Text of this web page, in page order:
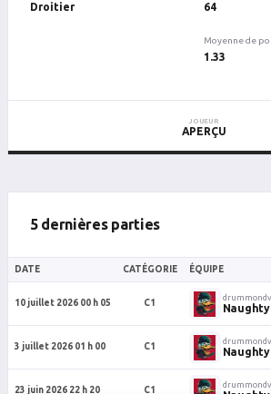
Droitier 64
Moyenne de
1.33
JOUEUR
APERÇU
5 dernières parties
DATE CATÉGORIE ÉQUIPE
10 juillet 2026 00 h 05 C1 Naughty
3 juillet 2026 01 h 00 C1 Naughty
23 juin 2026 22 h 20 C1